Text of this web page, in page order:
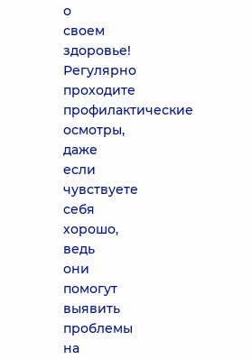
о
своем
здоровье!
Регулярно
проходите
профилактические
осмотры,
даже
если
чувствуете
себя
хорошо,
ведь
они
помогут
выявить
проблемы
на